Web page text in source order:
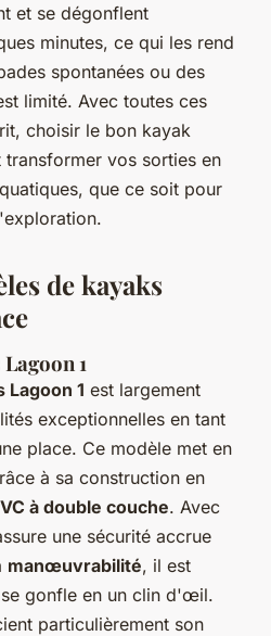
et se dégonflent
minutes, ce qui les rend
spontanées ou des
limité. Avec toutes ces
choisir le bon kayak
vos sorties en
que ce soit pour
de kayaks
1
Lagoon 1 est largement
exceptionnelles en tant
place. Ce modèle met en
à sa construction en
à double couche. Avec
une sécurité accrue
manœuvrabilité, il est
gonfle en un clin d'œil.
particulièrement son